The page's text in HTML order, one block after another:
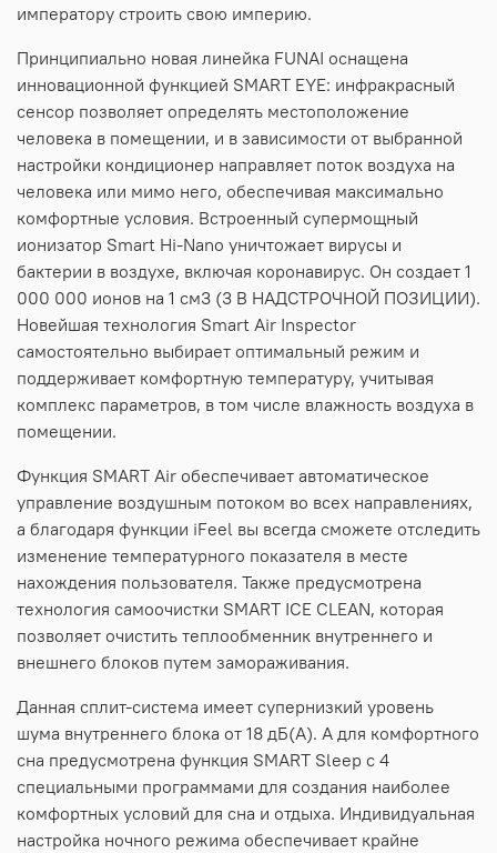
императору строить свою империю.
Принципиально новая линейка FUNAI оснащена
инновационной функцией SMART EYE: инфракрасный
сенсор позволяет определять местоположение
человека в помещении, и в зависимости от выбранной
настройки кондиционер направляет поток воздуха на
человека или мимо него, обеспечивая максимально
комфортные условия. Встроенный супермощный
ионизатор Smart Hi-Nano уничтожает вирусы и
бактерии в воздухе, включая коронавирус. Он создает 1
000 000 ионов на 1 см3 (3 В НАДСТРОЧНОЙ ПОЗИЦИИ).
Новейшая технология Smart Air Inspector
самостоятельно выбирает оптимальный режим и
поддерживает комфортную температуру, учитывая
комплекс параметров, в том числе влажность воздуха в
помещении.
Функция SMART Air обеспечивает автоматическое
управление воздушным потоком во всех направлениях,
а благодаря функции iFeel вы всегда сможете отследить
изменение температурного показателя в месте
нахождения пользователя. Также предусмотрена
технология самоочистки SMART ICE CLEAN, которая
позволяет очистить теплообменник внутреннего и
внешнего блоков путем замораживания.
Данная сплит-система имеет супернизкий уровень
шума внутреннего блока от 18 дБ(А). А для комфортного
сна предусмотрена функция SMART Sleep с 4
специальными программами для создания наиболее
комфортных условий для сна и отдыха. Индивидуальная
настройка ночного режима обеспечивает крайне